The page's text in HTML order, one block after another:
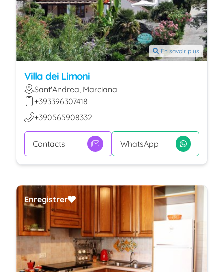
En savoir plus
Villa dei Limoni
Sant'Andrea, Marciana
+393396307418
+390565908332
Contacts WhatsApp
Enregistrer